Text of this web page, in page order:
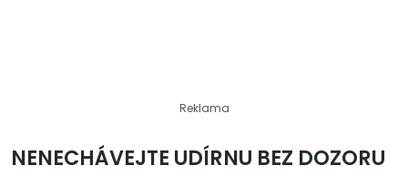
Reklama
NENECHÁVEJTE UDÍRNU BEZ DOZORU